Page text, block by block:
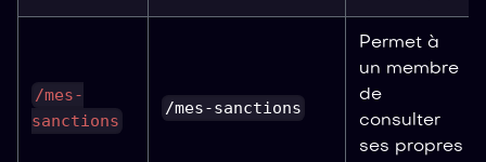
/mes-
sanctions
/mes-sanctions
Permet à
un membre
de
consulter
ses propres